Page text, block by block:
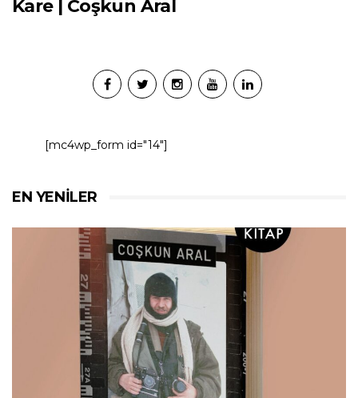
Kare | Coşkun Aral
[mc4wp_form id="14"]
EN YENILER